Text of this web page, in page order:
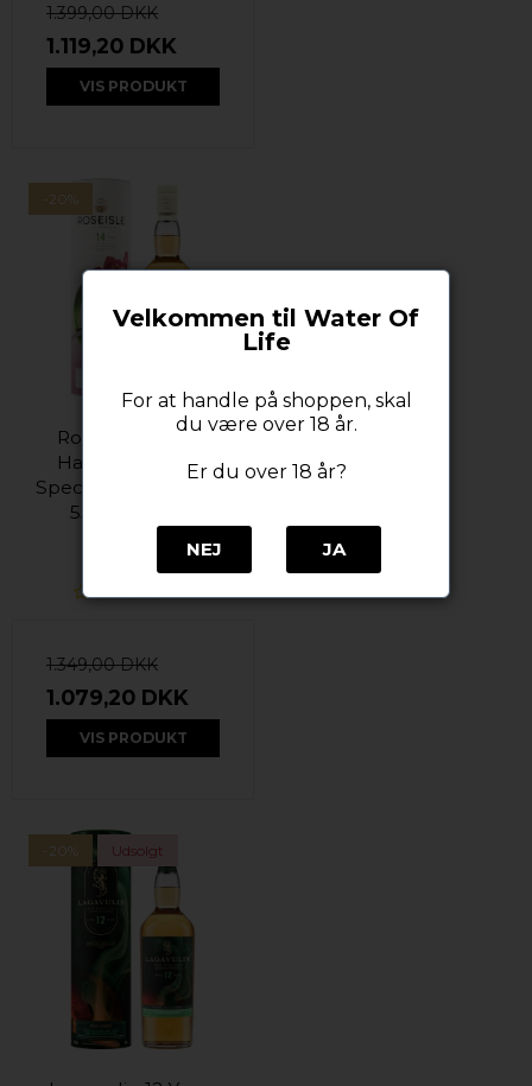
1.399,00 DKK
1.119,20 DKK
VIS PRODUKT
-20%
Roseisle 14 Years
Harmonic Grace
Special Release 2025
55,9%alc 70cl
1.349,00 DKK
1.079,20 DKK
VIS PRODUKT
-20% Udsolgt
Velkommen til Water Of
Life
For at handle på shoppen, skal
du være over 18 år.
Er du over 18 år?
NEJ JA